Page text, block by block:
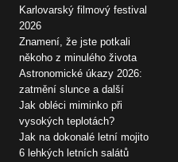
Karlovarský filmový festival
2026
Znamení, že jste potkali
někoho z minulého života
Astronomické úkazy 2026:
zatmění slunce a další
Jak obléci miminko při
vysokých teplotách?
Jak na dokonalé letní mojito
6 lehkých letních salátů